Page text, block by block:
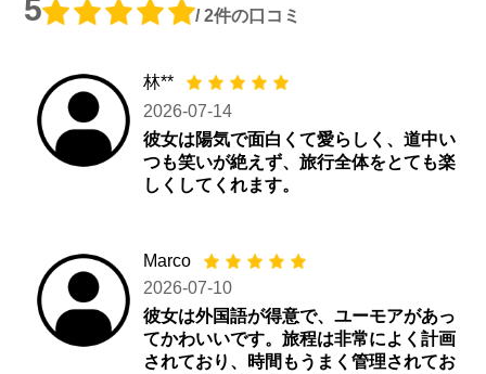
5 / 2件の口コミ
林**
2026-07-14
彼女は陽気で面白くて愛らしく、道中い
つも笑いが絶えず、旅行全体をとても楽
しくしてくれます。
Marco
2026-07-10
彼女は外国語が得意で、ユーモアがあっ
てかわいいです。旅程は非常によく計画
されており、時間もうまく管理されてお